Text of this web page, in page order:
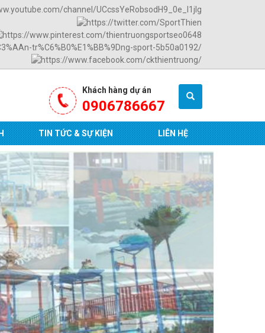
Khách hàng dự án
0906786667
TIN TỨC & SỰ KIỆN LIÊN HỆ